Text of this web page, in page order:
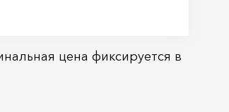
цена фиксируется в